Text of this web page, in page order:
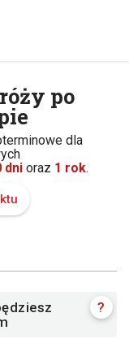
po
dla
dni oraz 1 rok.
?